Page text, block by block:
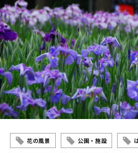
花の風景 公園・施設